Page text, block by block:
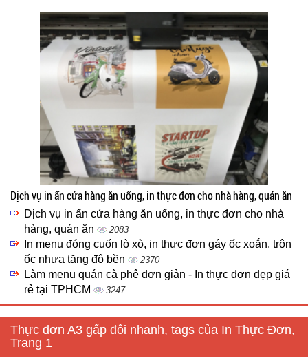
Dịch vụ in ấn cửa hàng ăn uống, in thực đơn cho nhà hàng, quán ăn
Dịch vụ in ấn cửa hàng ăn uống, in thực đơn cho nhà
hàng, quán ăn
2083
In menu đóng cuốn lò xò, in thực đơn gáy ốc xoắn, trôn
ốc nhựa tăng độ bền
2370
Làm menu quán cà phê đơn giản - In thực đơn đẹp giá
rẻ tại TPHCM
3247
Thực đơn A3 gấp đôi nhanh, tags của In Thực Đơn,
Trang 1